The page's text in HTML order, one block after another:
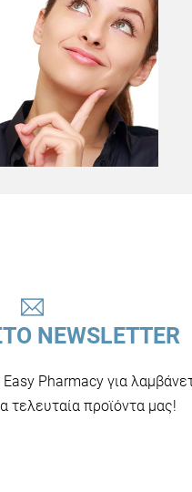
NEWSLETTER
Pharmacy για
τελευταία προϊόντα μας!